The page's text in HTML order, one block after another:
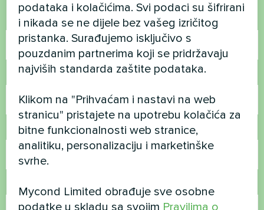
Ime
Broj telefona
E-pošta
Komentar
podataka i kolačićima. Svi podaci su šifrirani
i nikada se ne dijele bez vašeg izričitog
pristanka. Surađujemo isključivo s
pouzdanim partnerima koji se pridržavaju
najviših standarda zaštite podataka.
Klikom na "Prihvaćam i nastavi na web
stranicu" pristajete na upotrebu kolačića za
bitne funkcionalnosti web stranice,
analitiku, personalizaciju i marketinške
svrhe.
Mycond Limited obrađuje sve osobne
podatke u skladu sa svojim Pravilima o